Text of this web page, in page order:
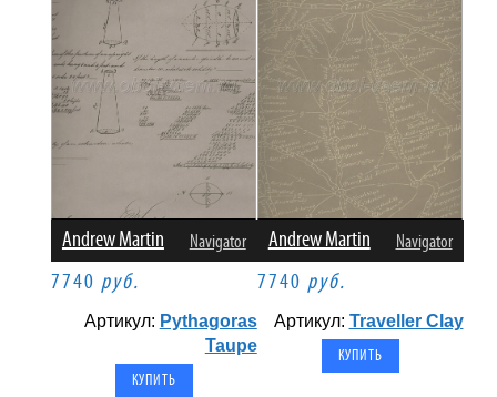
Andrew Martin Navigator
7740 руб.
Артикул: Pythagoras
Taupe
Andrew Martin Navigator
7740 руб.
Артикул: Traveller Clay